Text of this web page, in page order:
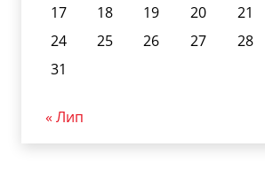
17
18 19 20 21
24
25 26 27 28
31
« Лип